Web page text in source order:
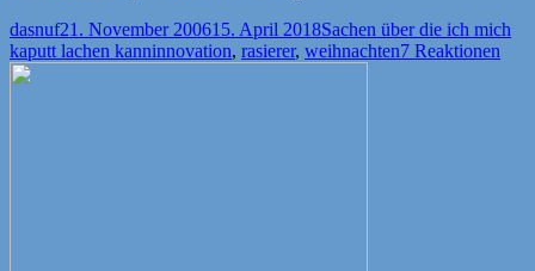
Autor
dasnufVeröffentlicht
am
21. November 200615. April 2018Kategorien
Sachen über die ich mich
kaputt lachen kannSchlagwörter
innovation, rasierer, weihnachten7 Reaktionen